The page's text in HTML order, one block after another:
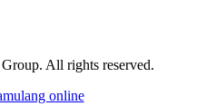
All rights reserved.
online